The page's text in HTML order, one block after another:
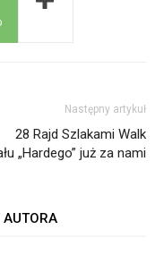
Następny artykuł
28 Rajd Szlakami Walk
„Hardego” już za nami
AUTORA